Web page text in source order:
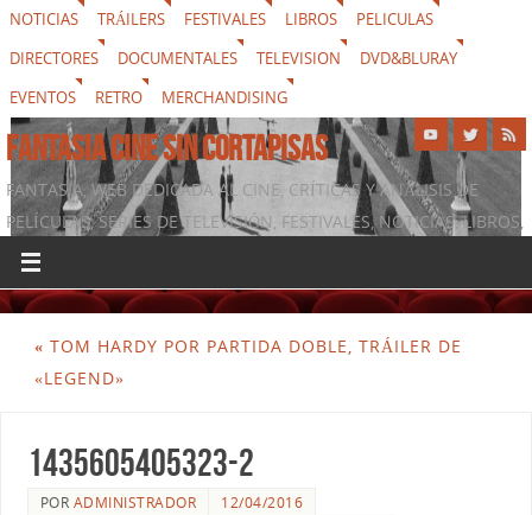
NOTICIAS TRÁILERS FESTIVALES LIBROS
PELICULAS
DIRECTORES
DOCUMENTALES TELEVISION
DVD&BLURAY
EVENTOS
RETRO MERCHANDISING
FANTASIA CINE SIN CORTAPISAS
FANTASIA, WEB DEDICADA AL CINE, CRÍTICAS Y ANÁLISIS DE
PELÍCULAS, SERIES DE TELEVISIÓN, FESTIVALES, NOTICIAS, LIBROS,
DVD & BLURAY, MERCHANDISING Y TODO LO QUE RODEA AL
SÉPTIMO ARTE
« TOM HARDY POR PARTIDA DOBLE, TRÁILER DE
«LEGEND»
1435605405323-2
POR ADMINISTRADOR
12/04/2016